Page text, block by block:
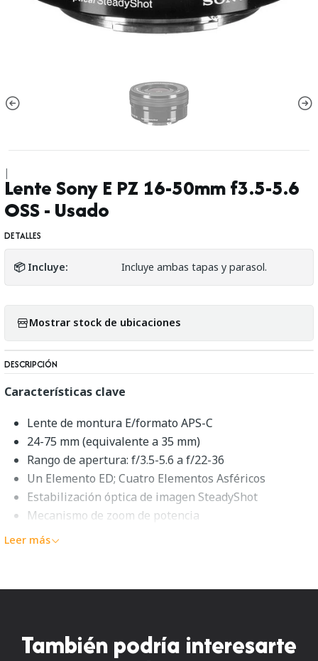
|
Lente Sony E PZ 16-50mm f3.5-5.6
OSS - Usado
DETALLES
📦 Incluye: Incluye ambas tapas y parasol.
Mostrar stock de ubicaciones
DESCRIPCIÓN
Características clave
Lente de montura E/formato APS-C
24-75 mm (equivalente a 35 mm)
Rango de apertura: f/3.5-5.6 a f/22-36
Un Elemento ED; Cuatro Elementos Asféricos
Estabilización óptica de imagen SteadyShot
Mecanismo de zoom de potencia
Diseño retráctil; Enfoque interno
PZ 16-50mm f/3.5-5.6 OSSdeSonyofrece un versátil
rango de zoom equivalente de 24-75 mm, así como un
Leer más
También podría interesarte